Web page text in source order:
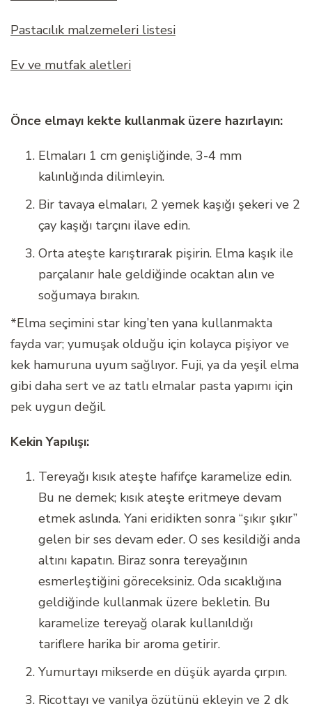
Pastacılık malzemeleri listesi
Ev ve mutfak aletleri
Önce elmayı kekte kullanmak üzere hazırlayın:
Elmaları 1 cm genişliğinde, 3-4 mm
kalınlığında dilimleyin.
Bir tavaya elmaları, 2 yemek kaşığı şekeri ve 2
çay kaşığı tarçını ilave edin.
Orta ateşte karıştırarak pişirin. Elma kaşık ile
parçalanır hale geldiğinde ocaktan alın ve
soğumaya bırakın.
*Elma seçimini star king’ten yana kullanmakta
fayda var; yumuşak olduğu için kolayca pişiyor ve
kek hamuruna uyum sağlıyor. Fuji, ya da yeşil elma
gibi daha sert ve az tatlı elmalar pasta yapımı için
pek uygun değil.
Kekin Yapılışı:
Tereyağı kısık ateşte hafifçe karamelize edin.
Bu ne demek; kısık ateşte eritmeye devam
etmek aslında. Yani eridikten sonra “şıkır şıkır”
gelen bir ses devam eder. O ses kesildiği anda
altını kapatın. Biraz sonra tereyağının
esmerleştiğini göreceksiniz. Oda sıcaklığına
geldiğinde kullanmak üzere bekletin. Bu
karamelize tereyağ olarak kullanıldığı
tariflere harika bir aroma getirir.
Yumurtayı mikserde en düşük ayarda çırpın.
Ricottayı ve vanilya özütünü ekleyin ve 2 dk